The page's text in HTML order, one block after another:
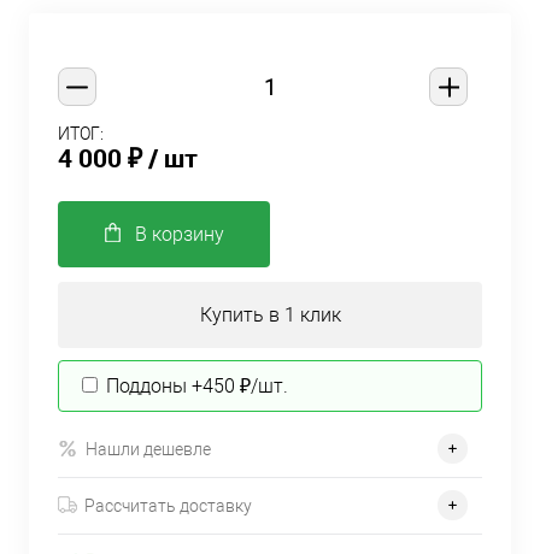
ИТОГ:
4 000 ₽/ шт
В корзину
Купить в 1 клик
Поддоны +450 ₽/шт.
Нашли дешевле
Рассчитать доставку